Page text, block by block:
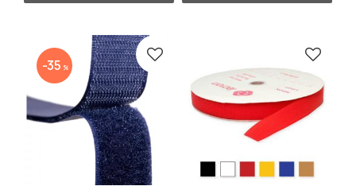
35 % Lägg till i favoriter Lägg